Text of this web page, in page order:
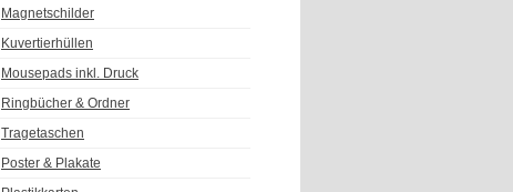
Magnetschilder
Kuvertierhüllen
Mousepads inkl. Druck
Ringbücher & Ordner
Tragetaschen
Poster & Plakate